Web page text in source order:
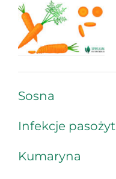
Sosna
Infekcje
Kumaryna